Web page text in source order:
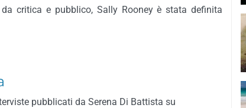
critica e pubblico, Sally Rooney è stata definita
pubblicati da Serena Di Battista su